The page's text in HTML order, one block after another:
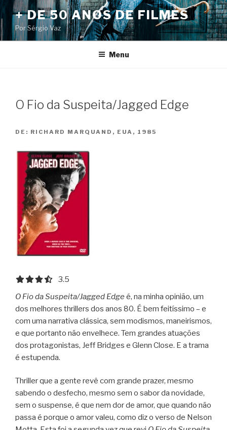
Pular
para
o
conteúdo
+ DE 50 ANOS DE FILMES
Por Sérgio Vaz
Menu
O Fio da Suspeita/Jagged Edge
DE: RICHARD MARQUAND, EUA, 1985
3.5 out of 5.0 stars
3.5
O Fio da Suspeita/Jagged Edge é, na minha opinião, um
dos melhores thrillers dos anos 80. É bem feitíssimo – e
com uma narrativa clássica, sem modismos, maneirismos,
e que portanto não envelhece. Tem grandes atuações
dos protagonistas, Jeff Bridges e Glenn Close. E a trama
é estupenda.
Thriller que a gente revê com grande prazer, mesmo
sabendo o desfecho, mesmo sem o sabor da novidade,
sem o suspense, é que nem dor de amor, que quando não
passa é porque o amor valeu, como diz o verso de Nelson